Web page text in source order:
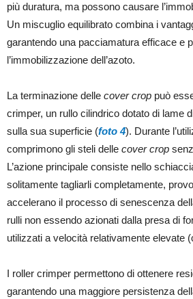
più duratura, ma possono causare
Un miscuglio equilibrato combina i
garantendo una pacciamatura efficace e
l’immobilizzazione dell’azoto.
La terminazione delle cover crop può
crimper, un rullo cilindrico dotato di lame
sulla sua superficie (foto 4). Durante
comprimono gli steli delle cover crop
L’azione principale consiste nello
solitamente tagliarli completamente,
accelerano il processo di senescenza
rulli non essendo azionati dalla presa di
utilizzati a velocità relativamente elevate
I roller crimper permettono di ottenere
garantendo una maggiore persistenza